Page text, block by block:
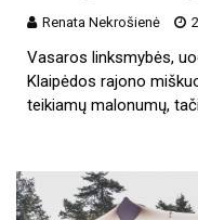
Renata Nekrošienė
Vasaros linksmybės,
Klaipėdos rajono
teikiamų malonumų,